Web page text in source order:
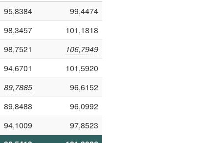
95,8384
99,4474
98,3457
101,1818
98,7521
106,7949
94,6701
101,5920
89,7885
96,6152
89,8488
96,0992
94,1009
97,8523